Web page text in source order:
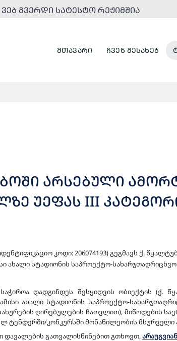
ᲕᲔᲑ ᲒᲕᲔᲠᲓᲘ ᲡᲐᲢᲔᲡᲢᲝ ᲠᲔᲟᲘᲛᲨᲘᲐ
ᲛᲗᲐᲕᲐᲠᲘ ᲩᲕᲔᲜ ᲨᲔᲡᲐᲮᲔᲑ
ᲐᲠᲡᲔᲑᲣᲚᲘ
ᲣᲔᲤᲐᲡ III
კოდი: 206074193) გეგმავს ქ.
ახალი სტადიონის საპროექტო-
დადგინდეს შესყიდვის ობიექტის (ქ.
ახალი სტადიონის საპროექტო-
ღირებულების ჩათვლით), მიწოდების
ტენდერში/კონკურსში მონაწილეობის
დავალების გათვალისწინებით გთხოვთ,